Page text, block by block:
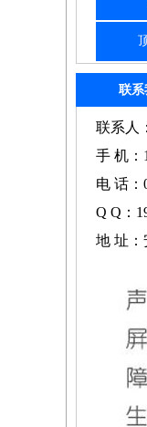
联系
联系人
手 机：
电 话：
Q Q：
地 址：